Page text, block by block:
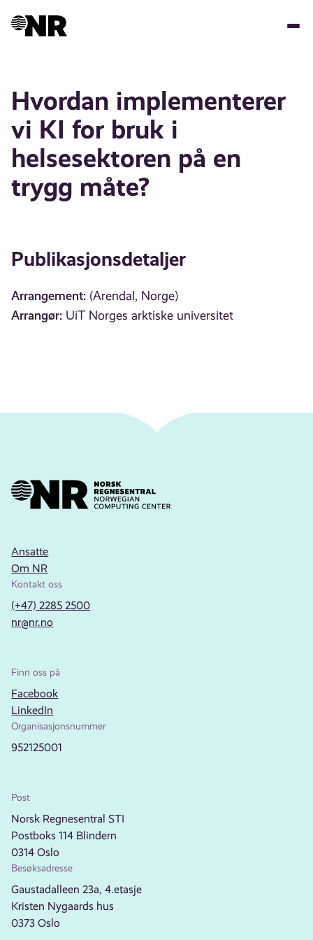
Hvordan implementerer
vi KI for bruk i
helsesektoren på en
trygg måte?
Publikasjonsdetaljer
Arrangement: (Arendal, Norge)
Arrangør: UiT Norges arktiske universitet
Ansatte
Om NR
Kontakt oss
(+47) 2285 2500
nr@nr.no
Finn oss på
Facebook
LinkedIn
Organisasjonsnummer
952125001
Post
Norsk Regnesentral STI
Postboks 114 Blindern
0314 Oslo
Besøksadresse
Gaustadalleen 23a, 4.etasje
Kristen Nygaards hus
0373 Oslo